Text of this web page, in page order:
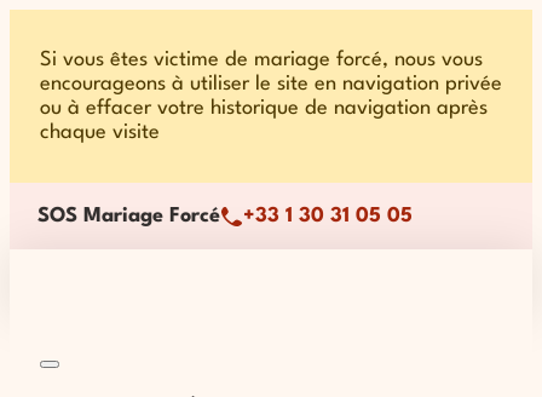
Si vous êtes victime de mariage forcé, nous vous
encourageons à utiliser le site en navigation privée
ou à effacer votre historique de navigation après
chaque visite
SOS Mariage Forcé +33 1 30 31 05 05